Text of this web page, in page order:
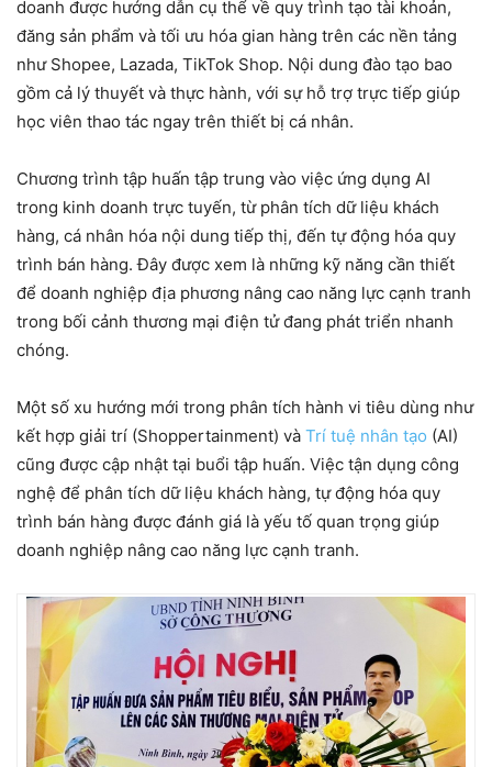
doanh được hướng dẫn cụ thể về quy trình tạo tài khoản,
đăng sản phẩm và tối ưu hóa gian hàng trên các nền tảng
như Shopee, Lazada, TikTok Shop. Nội dung đào tạo bao
gồm cả lý thuyết và thực hành, với sự hỗ trợ trực tiếp giúp
học viên thao tác ngay trên thiết bị cá nhân.
Chương trình tập huấn tập trung vào việc ứng dụng AI
trong kinh doanh trực tuyến, từ phân tích dữ liệu khách
hàng, cá nhân hóa nội dung tiếp thị, đến tự động hóa quy
trình bán hàng. Đây được xem là những kỹ năng cần thiết
để doanh nghiệp địa phương nâng cao năng lực cạnh tranh
trong bối cảnh thương mại điện tử đang phát triển nhanh
chóng.
Một số xu hướng mới trong phân tích hành vi tiêu dùng như
kết hợp giải trí (Shoppertainment) và Trí tuệ nhân tạo (AI)
cũng được cập nhật tại buổi tập huấn. Việc tận dụng công
nghệ để phân tích dữ liệu khách hàng, tự động hóa quy
trình bán hàng được đánh giá là yếu tố quan trọng giúp
doanh nghiệp nâng cao năng lực cạnh tranh.